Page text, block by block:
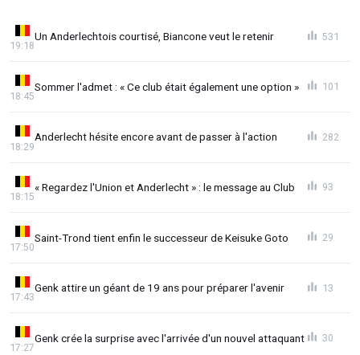
Un Anderlechtois courtisé, Biancone veut le retenir
19:18
531
Sommer l'admet : « Ce club était également une option »
18:45
101
Anderlecht hésite encore avant de passer à l'action
18:29
282
« Regardez l'Union et Anderlecht » : le message au Club
18:15
93
Saint-Trond tient enfin le successeur de Keisuke Goto
17:50
29
Genk attire un géant de 19 ans pour préparer l'avenir
17:43
13
Genk crée la surprise avec l'arrivée d'un nouvel attaquant
17:27
30